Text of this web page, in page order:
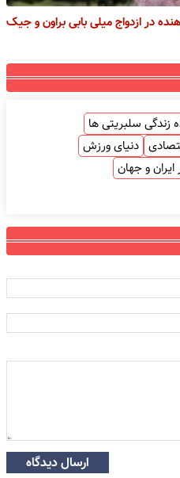
در ازدواج میلی بابی براون و جیک
سلبریتی ها
دنیای ورزش
ایران و جهان
ارسال دیدگاه